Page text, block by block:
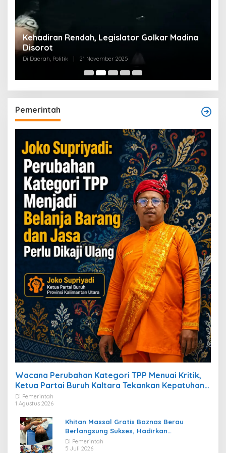
Kehadiran Rendah, Legislator Golkar Madina
Disorot
Di Daerah, Politik 21 November 2025
Pemerintah
Wacana Perubahan Kategori TPP Menuai Kritik,
Ketua Partai Buruh Kaltara Tekankan Kepatuhan
Regulasi
Di Pemerintah
1 Agustus 2026
Khitan Massal Gratis Baznas Berau
Berlangsung Sukses, Hadirkan
Kebahagiaan bagi Puluhan Anak
Di Pemerintah
5 Juli 2026